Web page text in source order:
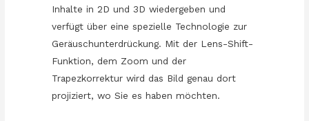
Inhalte in 2D und 3D wiedergeben und
verfügt über eine spezielle Technologie zur
Geräuschunterdrückung. Mit der Lens-Shift-
Funktion, dem Zoom und der
Trapezkorrektur wird das Bild genau dort
projiziert, wo Sie es haben möchten.